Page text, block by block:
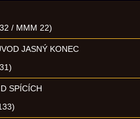
/ MMM 22)
JASNÝ KONEC
SPÍCÍCH